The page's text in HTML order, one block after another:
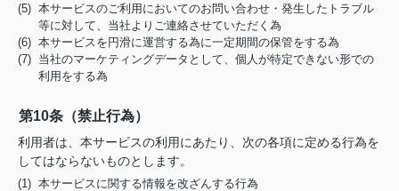
(5) 本サービスのご利用においてのお問い合わせ・発生したトラブル
等に対して、当社よりご連絡させていただく為
(6) 本サービスを円滑に運営する為に一定期間の保管をする為
(7) 当社のマーケティングデータとして、個人が特定できない形での
利用をする為
第10条（禁止行為）
利用者は、本サービスの利用にあたり、次の各項に定める行為を
してはならないものとします。
(1) 本サービスに関する情報を改ざんする行為